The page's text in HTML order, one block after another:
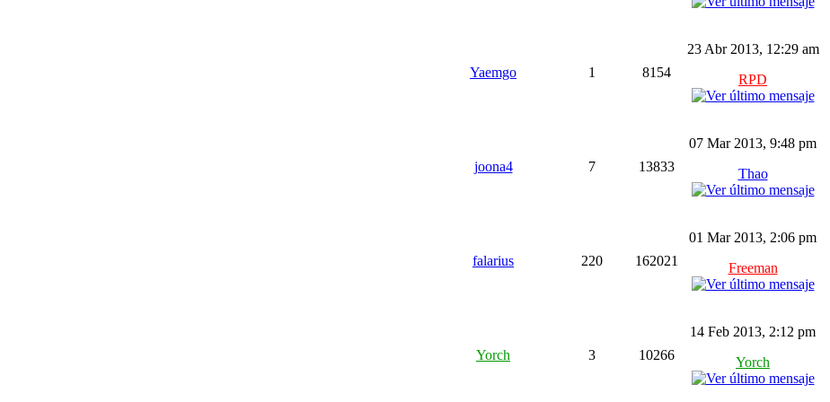
Yaemgo 1 8154
23 Abr 2013, 12:29 am
RPD
joona4 7 13833
07 Mar 2013, 9:48 pm
Thao
falarius 220 162021
01 Mar 2013, 2:06 pm
Freeman
Yorch 3 10266
14 Feb 2013, 2:12 pm
Yorch